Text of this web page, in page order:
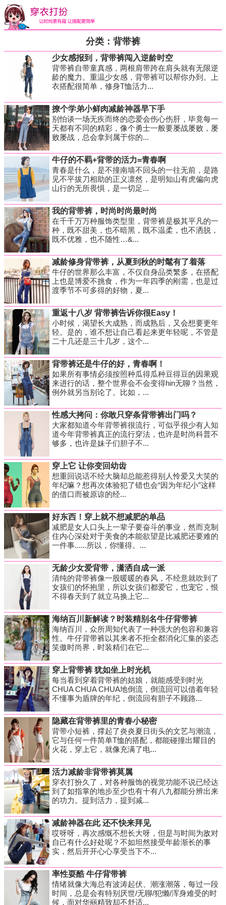
分类：背带裤
少女感报到，背带裤闯入逆龄时空
背带裤自带童真感，两根肩带跨在肩头就有无限逆
龄的魔力。重温少女感，背带裤可以帮你办到。上
衣搭配很简单，修身T恤活力...
撩个学弟小鲜肉减龄神器早下手
别怕谈一场无疾而终的恋爱会伤心伤肝，毕竟每一
天都有不同的精彩，像个勇士一般要屡战屡败，屡
败屡战，总会拿到属于你的...
牛仔的不羁+背带的活力=青春啊
青春是什么，是不撞南墙不回头的一往无前，是路
见不平拔刀相助的正义凛然，是明知山有虎偏向虎
山行的无所畏惧，是一切足...
我的背带裤，时尚时尚最时尚
在千千万万种服饰类型里，背带裤是极其平凡的一
种，既不甜美，也不暗黑，既不温柔，也不洒脱，
既不优雅，也不随性…&...
减龄修身背带裤，从夏到秋的时髦有了着落
牛仔的世界那么丰富，不仅自身品类繁多，在搭配
上也是博爱不挑食，作为一年四季的刚需，也是过
渡季节不可多得的好物，夏...
重返十八岁 背带裤告诉你很Easy！
小时候，渴望长大成熟，而成熟后，又会想要更年
轻。是的，谁不想让自己看起来更年轻呢，不管是
二十几还是三十几岁，这个...
背带裤还是牛仔的好，青春啊！
如果所有事情必须按照种瓜得瓜种豆得豆的因果观
来进行的话，整个世界会不会变得hin无聊？当然，
例外就另当别论了。比如，...
性感大拷问：你敢只穿条背带裤出门吗？
大家都知道今年背带裤很流行，可似乎很少有人知
道今年背带裤真正的流行穿法，也许是时尚科普不
够多，也许是妹子们胆子不...
穿上它 让你变回幼齿
想重回说话不经大脑却总能惹得别人怜爱又大笑的
年纪嘛？想再次体验犯了错也会“因为年纪小”这样
的借口而被原谅的经...
好东西！穿上就不想减肥的单品
减肥是女人口头上一辈子要奋斗的事业，然而克制
住内心深处对于美食的本能欲望是比减肥还要难的
一件事......所以，你懂得。...
无龄少女爱背带，潇洒自成一派
清纯的背带裤像一股暖暖的春风，不经意就吹到了
女孩们的怀抱里，所以女孩们都爱它，也宠它，恨
不得春天到了就立马换上它...
海纳百川新解读？时装精别名牛仔背带裤
海纳百川，众所周知代表了一种强大的包容和兼容
性。牛仔背带裤以其来者不拒全都消化汇集的姿态
笑傲时尚界，时装精们在它...
穿上背带裤 犹如坐上时光机
每当看到穿着背带裤的姑娘，就能感受到时光
CHUA CHUA CHUA地倒流，倒流回可以借着年轻
不懂事为盾牌的年纪，倒流回有胆子不顾路...
隐藏在背带裤里的青春小秘密
背带小短裤，撑起了炎炎夏日街头的文艺与潮流，
它与任何一件简单T恤的搭配，都能碰撞出耀目的
火花，穿上它，就像充满了电...
活力减龄非背带裤莫属
穿衣打扮久了，对各种服饰的视觉功能不说已经达
到了如指掌的地步至少也有十有八九都能分辨出来
的功力。提到活力，提到减...
减龄神器在此 还不快来拜见
哎呀呀，再次感慨不想长大呀，但是与时间为敌对
自己有什么好处呢？不如坦然接受年龄渐长的事
实，然后开开心心享受当下不...
率性耍酷 牛仔背带裤
情绪就像大海总有波涛起伏、潮涨潮落，每过一段
时间，总是会有特别厌世/无聊/犯懒/浑身难受的时
候，面对华丽精致却不舒适...